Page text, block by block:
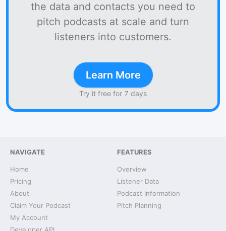
the data and contacts you need to
pitch podcasts at scale and turn
listeners into customers.
Learn More
Try it free for 7 days
NAVIGATE
Home
Pricing
About
Claim Your Podcast
My Account
FEATURES
Overview
Listener Data
Podcast Information
Pitch Planning